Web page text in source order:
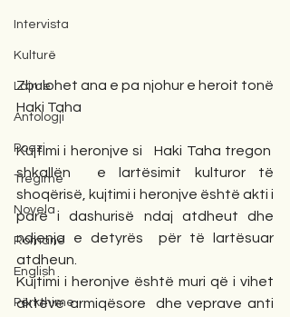
Intervista
Kulturë
Lajme
Antologji
Poezi
Tregime
Novela
Romane
English
Përkthime
Zbulohet ana e pa njohur e heroit tonë
Haki Taha
Kujtimi i heronjve si   Haki Taha tregon
shkallën  e lartësimit kulturor të
shoqërisë, kujtimi i heronjve është akti i
parë i dashurisë ndaj atdheut dhe
ndjenja e detyrës  për të lartësuar
atdheun.
Kujtimi i heronjve është muri që i vihet
akteve armiqësore  dhe veprave anti